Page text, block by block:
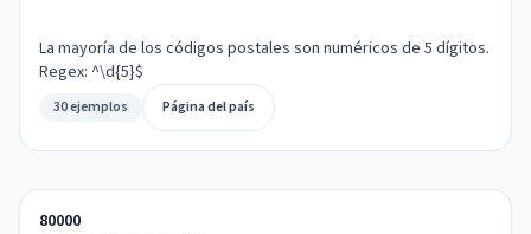
La mayoría de los códigos postales son numéricos de 5 dígitos.
Regex: ^\d{5}$
30 ejemplos Página del país
80000